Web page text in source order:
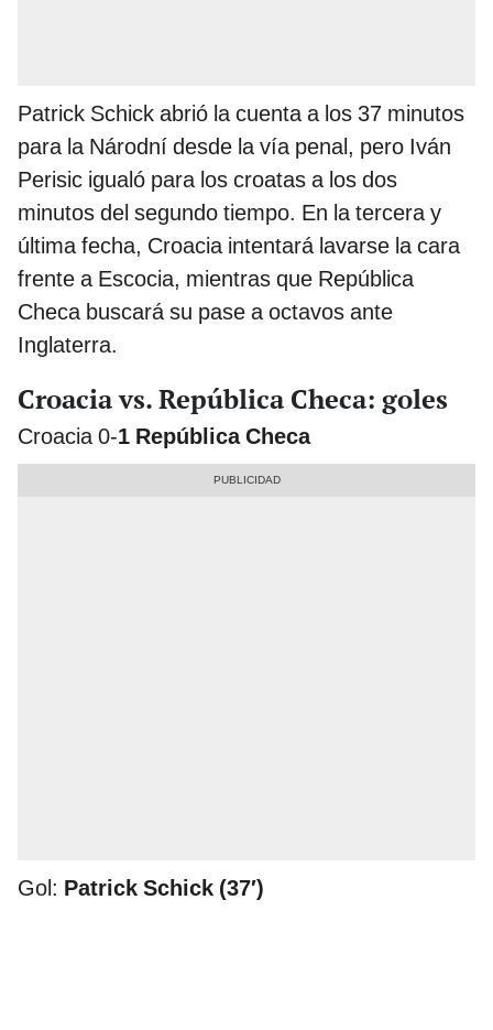
Patrick Schick abrió la cuenta a los 37 minutos
para la Národní desde la vía penal, pero Iván
Perisic igualó para los croatas a los dos
minutos del segundo tiempo. En la tercera y
última fecha, Croacia intentará lavarse la cara
frente a Escocia, mientras que República
Checa buscará su pase a octavos ante
Inglaterra.
Croacia vs. República Checa: goles
Croacia 0-1 República Checa
Gol: Patrick Schick (37′)